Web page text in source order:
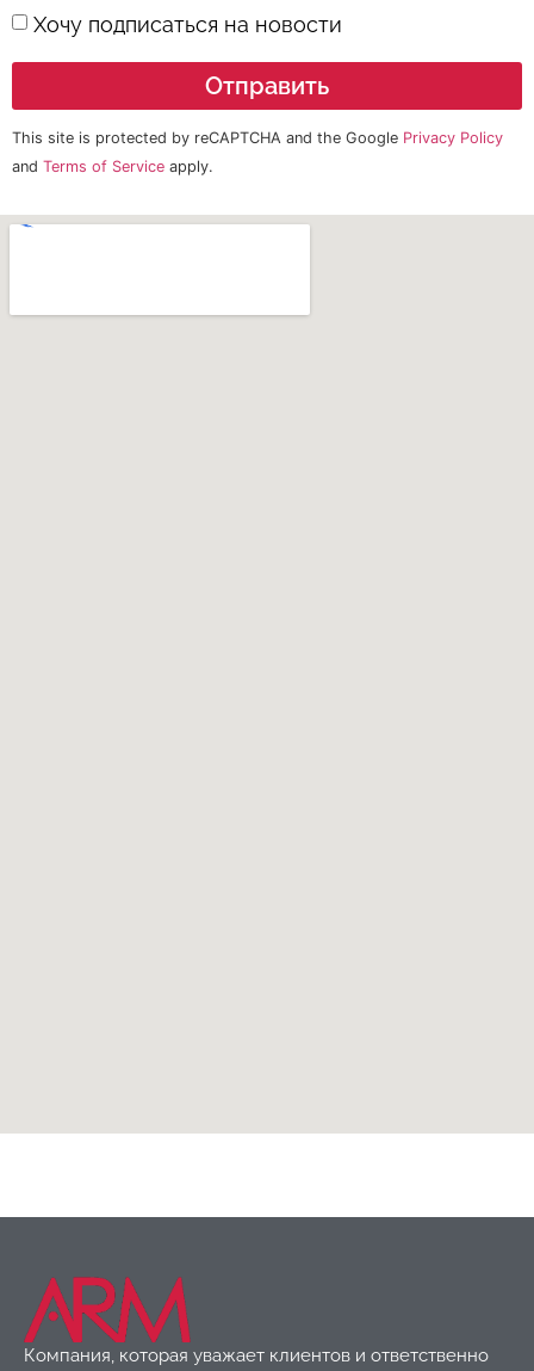
Хочу подписаться на новости
Отправить
This site is protected by reCAPTCHA and the Google Privacy Policy
and Terms of Service apply.
металлочерепица
Budmat
Компания, которая уважает клиентов и ответственно